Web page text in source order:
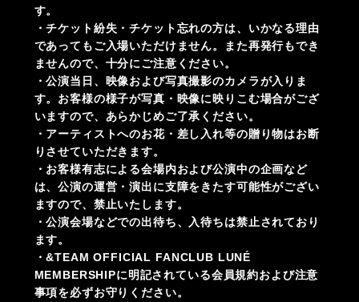
す。
・チケット紛失・チケット忘れの方は、いかなる理由
であってもご入場いただけません。また再発行もでき
ませんので、十分にご注意ください。
・公演当日、映像および写真撮影のカメラが入りま
す。お客様の様子が写真・映像に映りこむ場合がござ
いますので、あらかじめご了承ください。
・アーティストへのお花・差し入れ等の贈り物はお断
りさせていただきます。
・お客様有志による会場内および公演中の企画など
は、公演の運営・演出に支障をきたす可能性がござい
ますので、禁止いたします。
・公演会場などでの出待ち、入待ちは禁止されており
ます。
・&TEAM OFFICIAL FANCLUB LUNÉ
MEMBERSHIPに明記されている会員規約および注意
事項を必ずお守りください。